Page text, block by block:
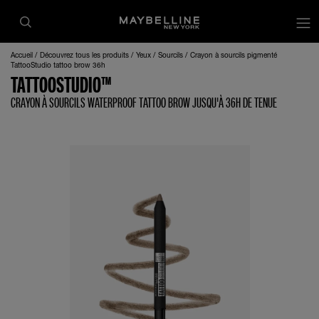
Accueil Découvrez tous les produits Yeux Sourcils
Crayon à sourcils pigmenté
TattooStudio tattoo brow 36h
TATTOOSTUDIO™
CRAYON À SOURCILS WATERPROOF TATTOO BROW JUSQU'À 36H DE TENUE